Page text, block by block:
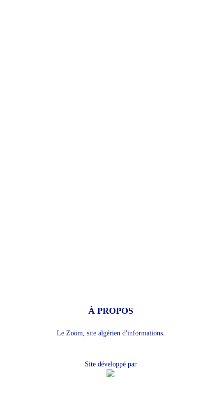
À PROPOS
Le Zoom, site algérien d'informations.
Site développé par